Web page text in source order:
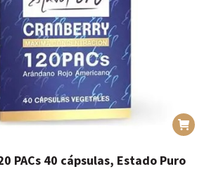
PACs 40 cápsulas, Estado Puro